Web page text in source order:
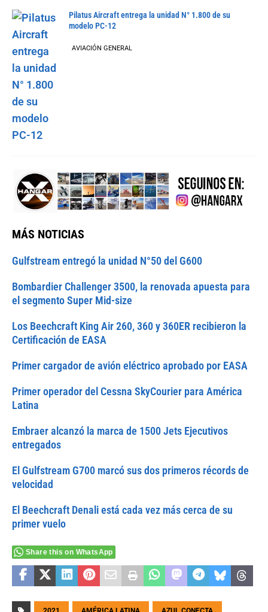
Pilatus Aircraft entrega la unidad N° 1.800 de su
modelo PC-12
AVIACIÓN GENERAL
MÁS NOTICIAS
Gulfstream entregó la unidad N°50 del G600
Bombardier Challenger 3500, la renovada apuesta para
el segmento Super Mid-size
Los Beechcraft King Air 260, 360 y 360ER recibieron la
Certificación de EASA
Primer cargador de avión eléctrico aprobado por EASA
Primer operador del Cessna SkyCourier para América
Latina
Embraer alcanzó la marca de 1500 Jets Ejecutivos
entregados
El Gulfstream G700 marcó sus dos primeros récords de
velocidad
El Beechcraft Denali está cada vez más cerca de su
primer vuelo
Share this on WhatsApp